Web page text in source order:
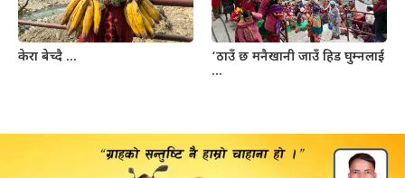
केरा बेच्दै …
‘ठाउँ छ मनैखानी जाउँ हिड घुम्नलाई
…